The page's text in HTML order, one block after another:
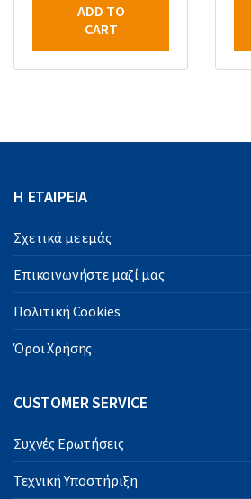
ADD TO
CART
Η ΕΤΑΙΡΕΙΑ
Σχετικά με εμάς
Επικοινωνήστε μαζί μας
Πολιτική Cookies
Όροι Χρήσης
CUSTOMER SERVICE
Συχνές Ερωτήσεις
Τεχνική Υποστήριξη